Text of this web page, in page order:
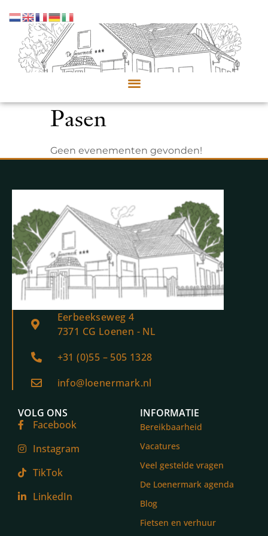
Pasen
Geen evenementen gevonden!
Eerbeekseweg 4
7371 CG Loenen - NL
+31 (0)55 – 505 1328
info@loenermark.nl
VOLG ONS
Facebook
Instagram
TikTok
LinkedIn
INFORMATIE
Bereikbaarheid
Vacatures
Veel gestelde vragen
De Loenermark agenda
Blog
Fietsen en verhuur